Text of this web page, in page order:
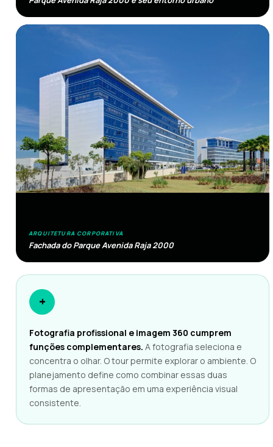
ARQUITETURA CORPORATIVA
Fachada do Parque Avenida Raja 2000
+
Fotografia profissional e imagem 360 cumprem
funções complementares. A fotografia seleciona e
concentra o olhar. O tour permite explorar o ambiente. O
planejamento define como combinar essas duas
formas de apresentação em uma experiência visual
consistente.